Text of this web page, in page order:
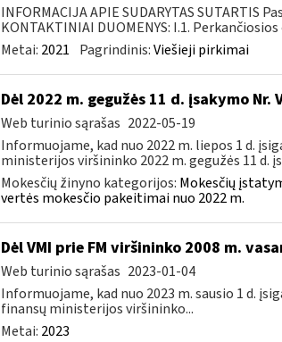
INFORMACIJA APIE SUDARYTAS SUTARTIS
KONTAKTINIAI DUOMENYS: I.1.
Metai: 2021 Pagrindinis:Viešieji pirkimai
Dėl 2022 m. gegužės 11 d. įsakymo Nr.
Web turinio sąrašas 2022-05-19
Informuojame, kad nuo 2022 m. liepos 1 d.
ministerijos viršininko 2022 m. gegužės 11 d.
Mokesčių žinyno kategorijos: Mokesčių
vertės mokesčio pakeitimai nuo 2022 m.
Dėl VMI prie FM viršininko 2008 m.
Web turinio sąrašas 2023-01-04
Informuojame, kad nuo 2023 m. sausio 1 d.
finansų ministerijos viršininko...
Metai: 2023